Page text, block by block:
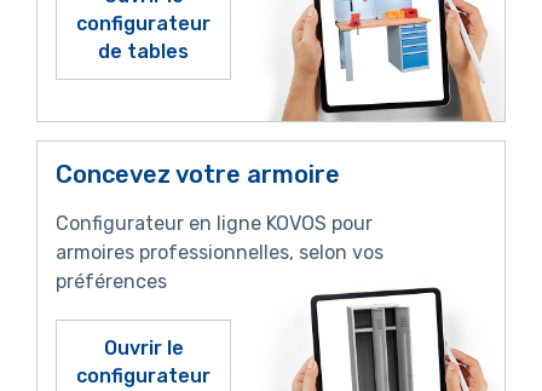
configurateur
de tables
Concevez votre armoire
Configurateur en ligne KOVOS pour
armoires professionnelles, selon vos
préférences
Ouvrir le
configurateur